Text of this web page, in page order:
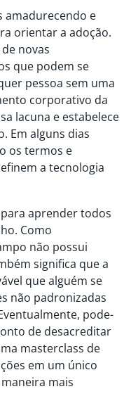
amadurecendo e
orientar a adoção.
novas
que podem se
pessoa sem uma
corporativo da
lacuna e estabelece
Em alguns dias
os termos e
a tecnologia
aprender todos
Como
não possui
significa que a
que alguém se
não padronizadas
pode-
de desacreditar
masterclass de
em um único
mais